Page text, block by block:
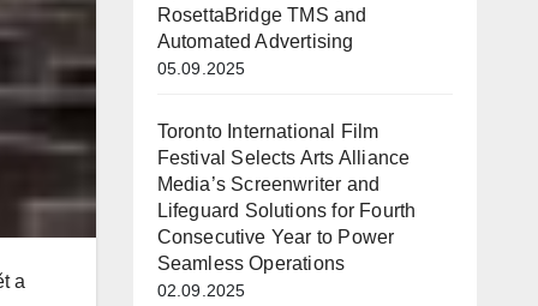
a
RosettaBridge TMS and
Automated Advertising
05.09.2025
Toronto International Film
Festival Selects Arts Alliance
Media’s Screenwriter and
Lifeguard Solutions for Fourth
Consecutive Year to Power
Seamless Operations
02.09.2025